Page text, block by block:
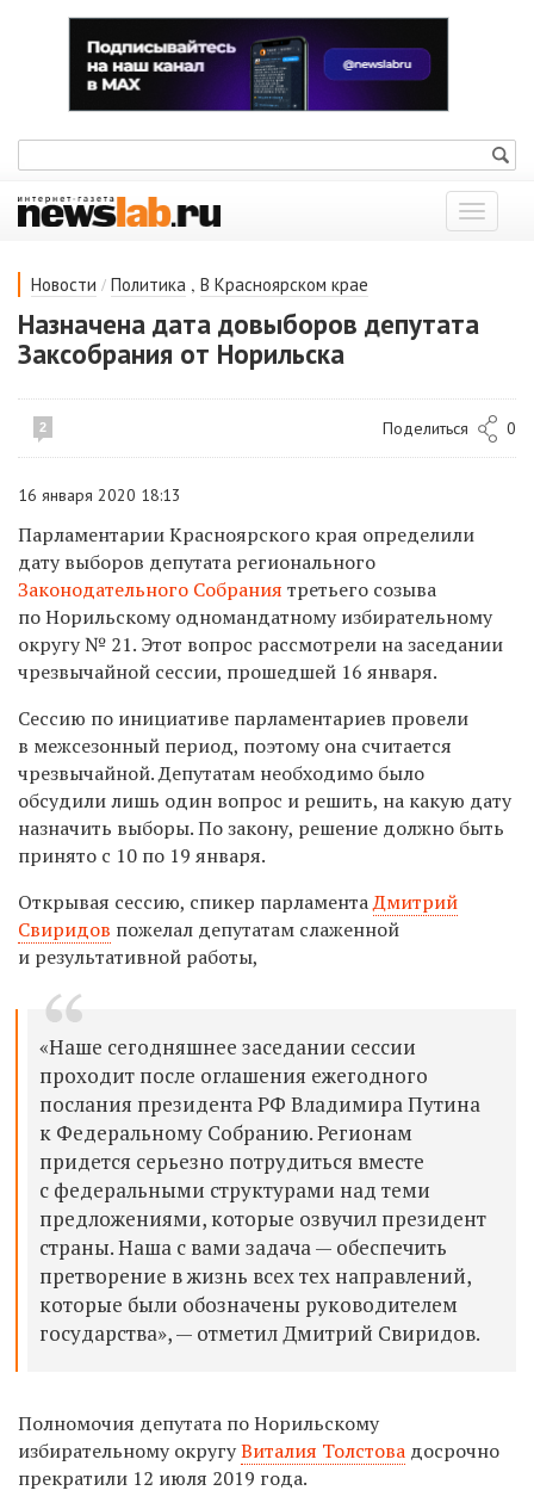
Показать
меню
Новости / Политика , В Красноярском крае
Назначена дата довыборов депутата
Заксобрания от Норильска
2 Поделиться 0
16 января 2020 18:13
Парламентарии Красноярского края определили
дату выборов депутата регионального
Законодательного Собрания третьего созыва
поНорильскому одномандатному избирательному
округу № 21. Этот вопрос рассмотрели на заседании
чрезвычайной сессии, прошедшей 16 января.
Сессию по инициативе парламентариев провели
в межсезонный период, поэтому она считается
чрезвычайной. Депутатам необходимо было
обсудили лишь один вопрос и решить, на какую дату
назначить выборы.По закону, решение должно быть
принято с 10 по 19 января.
Открывая сессию, спикер парламентаДмитрий
Свиридов пожелал депутатам слаженной
и результативной работы,
«Наше сегодняшнее заседании сессии
проходит после оглашения ежегодного
послания президента РФ Владимира Путина
к Федеральному Собранию.Регионам
придется серьезно потрудиться вместе
с федеральными структурами над теми
предложениями, которые озвучил президент
страны. Наша с вами задача — обеспечить
претворение в жизнь всех тех направлений,
которые были обозначены руководителем
государства», — отметил Дмитрий Свиридов.
Полномочия депутата по Норильскому
избирательному округуВиталия Толстова досрочно
прекратили 12 июля 2019 года.